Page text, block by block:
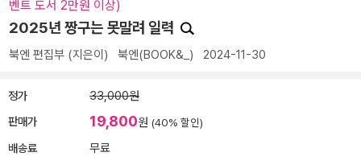
벤트 도서 2만원 이상)
2025년 짱구는 못말려 일력
북엔 편집부 (지은이) 북엔(BOOK&_) 2024-11-30
정가 33,000원
판매가 19,800원 (40% 할인)
배송료 무료